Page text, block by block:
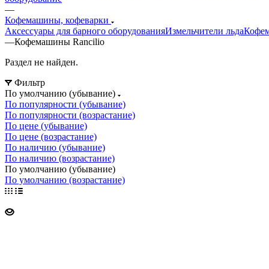
—
Кофемашины, кофеварки
Аксессуары для барного оборудованияИзмельчители льда
—Кофемашины Rancilio
Раздел не найден.
Фильтр
По умолчанию (убывание)
По популярности (убывание)
По популярности (возрастание)
По цене (убывание)
По цене (возрастание)
По наличию (убывание)
По наличию (возрастание)
По умолчанию (убывание)
По умолчанию (возрастание)